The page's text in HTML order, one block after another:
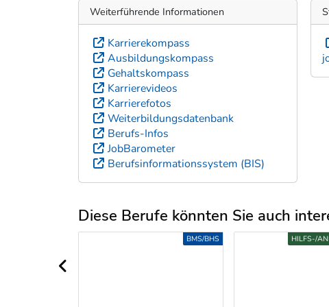
Weiterführende Informationen
Karrierekompass
Ausbildungskompass
Gehaltskompass
Karrierevideos
Karrierefotos
Weiterbildungsdatenbank
Berufs-Infos
JobBarometer
Berufsinformationssystem (BIS)
Diese Berufe könnten Sie auch
Uber weitere Berufsvorschläge
BMS/BHS HILFS-/